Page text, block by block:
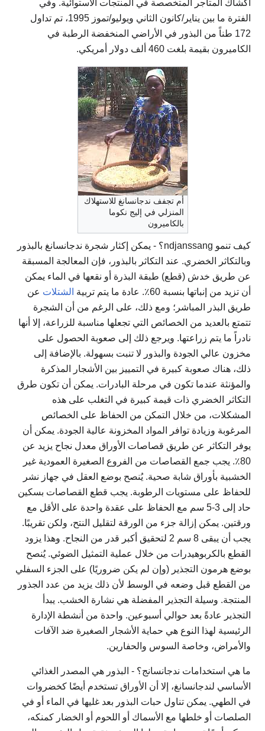
أكشاك المتاجر المتخصصة في المنتجات الاستوائية. وفي
الفترة ما بين يناير/كانون الثاني ويوليو/تموز 1995، تم تداول
172 طناً من البذور في الأراضي المنخفضة الرطبة في
الكاميرون بقيمة بلغت 460 ألف دولار أمريكي.
أم تجفف ندجانسانغ للاستهلاك
المنزلي في إليج نكوما
بالكاميرون
كيف تنمو ndjanssang؟ - يمكن إكثار شجرة ندجانسانغ بالبذور
وبالتكاثر الخضري. عند التكاثر بالبذور، فإن المعالجة المسبقة
عن طريق خدش (قطع) طبقة البذرة أو نقعها في الماء يمكن
أن تزيد من إنباتها بنسبة 60٪. عادة ما يتم تربية
الشتلات عن
طريق البذر المباشر؛ ومع ذلك، على الرغم من أن الشجرة
تتمتع بالعديد من الخصائص التي تجعلها مناسبة للزراعة، إلا أنها
نادراً ما يتم زراعتها. ويرجع ذلك إلى صعوبة الحصول على
مخزون عالي الجودة والبذور لا تنبت بسهولة. بالإضافة إلى
ذلك، هناك صعوبة كبيرة في التمييز بين الأشجار المذكرة
والمؤنثة عندما تكون في مرحلة البادرات. يمكن أن تكون طرق
التكاثر الخضري ذات قيمة كبيرة في التغلب على هذه
المشكلات، من خلال التمكن من الحفاظ على الخصائص
المرغوبة وزيادة توافر المواد المخزونة عالية الجودة. يمكن أن
يوفر التكاثر عن طريق قصاصات الأوراق معدل نجاح يزيد عن
80٪. يجب جمع القصاصات من الفروع الصغيرة العمودية غير
الخشبية بأوراق شابة صحية. يُنصح بوضع العقل في جهاز نشر
للحفاظ على مستويات الرطوبة. يجب قطع القصاصات بسكين
حاد إلى 3-5 سم مع الحفاظ على عقدة واحدة على الأقل مع
ورقتين. يمكن إزالة جزء من الورقة لتقليل النتح، ولكن تقريبًا.
يجب أن يبقى 8 سم 2 لتحقيق أكبر قدر من النجاح. وهذا يزود
القطع بالكربوهيدرات من خلال عملية التمثيل الضوئي. يُنصح
بوضع هرمون التجذير (وإن لم يكن ضروريًا) على الجزء السفلي
من القطع قبل وضعه في الوسط لأن ذلك يزيد من عدد الجذور
المنتجة. وسيلة التجذير المفضلة هي نشارة الخشب. يبدأ
التجذير عادةً بعد حوالي أسبوعين. واحدة من أنشطة الإدارة
الرئيسية لهذا النوع هي حماية الأشجار الصغيرة ضد الآفات
والأمراض، وخاصة السوس والحفارين.
ما هي استخدامات ندجانسانج؟ - البذور هي المصدر الغذائي
الأساسي لندجانسانغ، إلا أن الأوراق تستخدم أيضًا كخضروات
في الطهي. يمكن تناول حبات البذور بعد غليها في الماء أو في
الصلصات أو خلطها مع الأسماك أو اللحوم أو الخضار كمنكه،